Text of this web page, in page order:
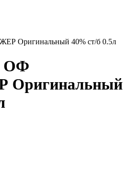
Оригинальный 40% ст/б 0.5л
ОФ